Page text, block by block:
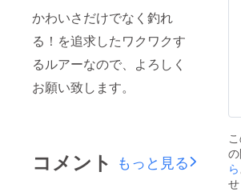
かわいさだけでなく釣れ
る！を追求したワクワクす
るルアーなので、よろしく
お願い致します。
コメント もっと見る
ら